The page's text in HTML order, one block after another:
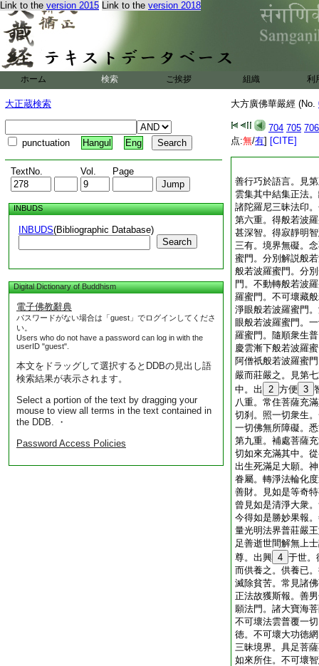
Link to the version 2015 Link to the version 2018
ホーム 検索 ご挨拶 組織 利
大正蔵検索
punctuation Hangul Eng
TextNo. Vol. Page
INBUDS
INBUDS(Bibliographic Database)
Search
Digital Dictionary of Buddhism
電子佛教辭典
パスワードがない場合は「guest」でログインしてくださ
い。
Users who do not have a password can log in with the
userID "guest".
本文をドラッグして選択するとDDBの見出し語
検索結果が表示されます。
Select a portion of the text by dragging your
mouse to view all terms in the text contained in
the DDB. ・
Password Access Policies
大方廣佛華嚴經 (No.
704 705 706
点:無/有] [CITE]
善行巧於語言。見
雲集其中結集正法
諸陀羅尼三昧法印
第六重。得般若波
甚深智。得寂靜明
三有。境界無礙。
蜜門。分別解説般
般若波羅蜜門。分
門。不動轉般若波
羅蜜門。不可壞藏
淨眼般若波羅蜜門
眼般若波羅蜜門。
羅蜜門。隨順衆生
慶雲漸下般若波羅
阿僧祇般若波羅蜜
嚴而莊嚴之。見第
中。出
2 方便 3
八重。常住菩薩充
切刹。照一切衆生
一切佛無所障礙。
第九重。補處菩薩
切如來充滿其中。
出生死滿足大願。
眷屬。轉淨法輪化
善財。見如是等奇
曾見如是清淨大衆
今得如是勝妙果報
量光明法界普莊嚴
足善逝世間解無上
尊。出興 4 于世。
而供養之。供養已
滅除貧苦。常見諸
正法故獲斯報。善
願法門。諸大寶海
不可壞法雲普覆一
徳。不可壞大功徳
三昧境界。具足菩
如來所住。不可壞